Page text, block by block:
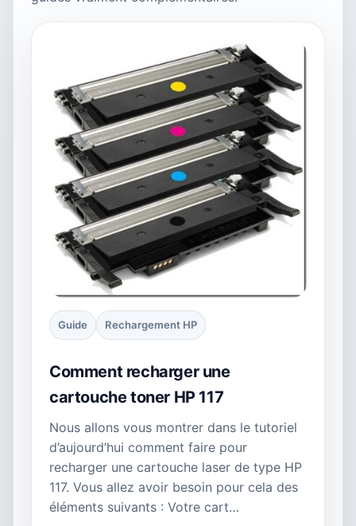
Guide Rechargement HP
Comment recharger une
cartouche toner HP 117
Nous allons vous montrer dans le tutoriel
d’aujourd’hui comment faire pour
recharger une cartouche laser de type HP
117. Vous allez avoir besoin pour cela des
éléments suivants : Votre cart…